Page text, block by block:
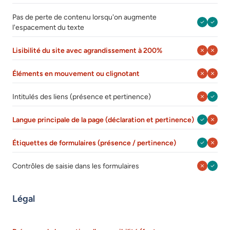
Pas de perte de contenu lorsqu'on augmente
l'espacement du texte
Août
Lisibilité du site avec agrandissement à 200% Août
Éléments en mouvement ou clignotant Août
Intitulés des liens (présence et pertinence) Août
Langue principale de la page (déclaration et pertinence) Août
Étiquettes de formulaires (présence / pertinence) Août
Contrôles de saisie dans les formulaires Août
Légal